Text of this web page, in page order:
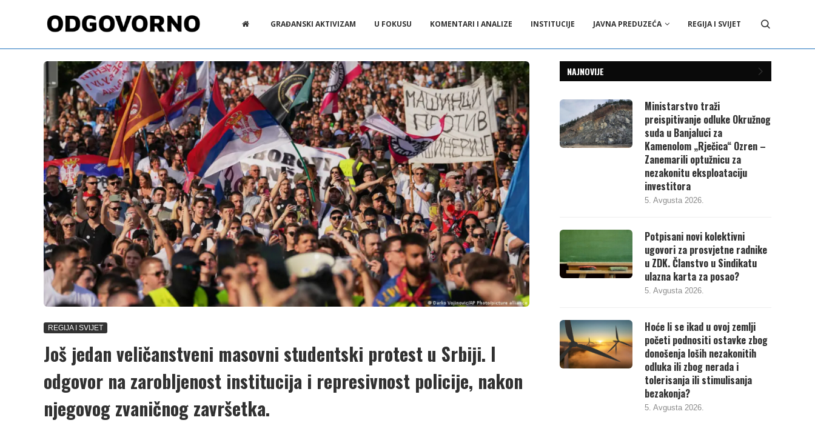
GRAĐANSKI AKTIVIZAM U FOKUSU KOMENTARI I ANALIZE INSTITUCIJE JAVNA PREDUZEĆA REGIJA I SVIJET
REGIJA I SVIJET
Još jedan veličanstveni masovni studentski protest u Srbiji. I
odgovor na zarobljenost institucija i represivnost policije, nakon
njegovog zvaničnog završetka.
NAJNOVIJE
Ministarstvo traži
preispitivanje odluke Okružnog
suda u Banjaluci za
Kamenolom „Rječica“ Ozren –
Zanemarili optužnicu za
nezakonitu eksploataciju
investitora
5. Avgusta 2026.
Potpisani novi kolektivni
ugovori za prosvjetne radnike
u ZDK. Članstvo u Sindikatu
ulazna karta za posao?
5. Avgusta 2026.
Hoće li se ikad u ovoj zemlji
početi podnositi ostavke zbog
donošenja loših nezakonitih
odluka ili zbog nerada i
tolerisanja ili stimulisanja
bezakonja?
5. Avgusta 2026.